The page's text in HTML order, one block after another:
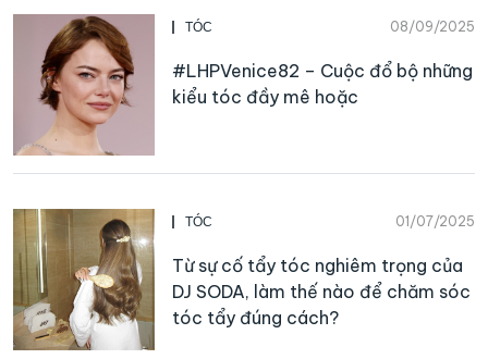
TÓC 08/09/2025
#LHPVenice82 – Cuộc đổ bộ những
kiểu tóc đầy mê hoặc
TÓC 01/07/2025
Từ sự cố tẩy tóc nghiêm trọng của
DJ SODA, làm thế nào để chăm sóc
tóc tẩy đúng cách?